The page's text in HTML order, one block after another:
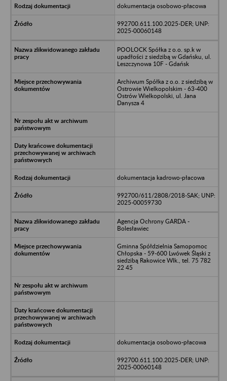
dokumentacja osobowo-płacowa
992700.611.100.2025-DER; UNP:
2025-00060148
POOLOCK Spółka z o.o. sp.k w
upadłości z siedzibą w Gdańsku, ul.
Leszczynowa 10F - Gdańsk
Archiwum Spółka z o.o. z siedzibą w
Ostrowie Wielkopolskim - 63-400
Ostrów Wielkopolski, ul. Jana
Danysza 4
dokumentacja kadrowo-płacowa
992700/611/2808/2018-SAK; UNP:
2025-00059730
Agencja Ochrony GARDA -
Bolesławiec
Gminna Spółdzielnia Samopomoc
Chłopska - 59-600 Lwówek Śląski z
siedzibą Rakowice Wlk., tel. 75 782
22 45
dokumentacja osobowo-płacowa
992700.611.100.2025-DER; UNP:
2025-00060148